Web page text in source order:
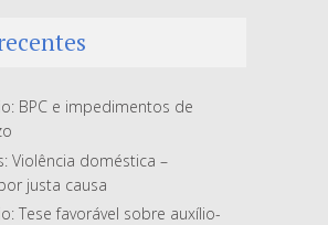
BPC e impedimentos de
Violência doméstica –
justa causa
Tese favorável sobre auxílio-